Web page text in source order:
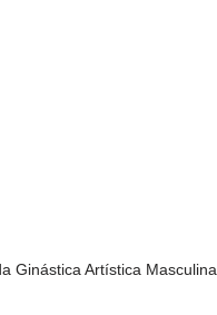
Ginástica Artística Masculina